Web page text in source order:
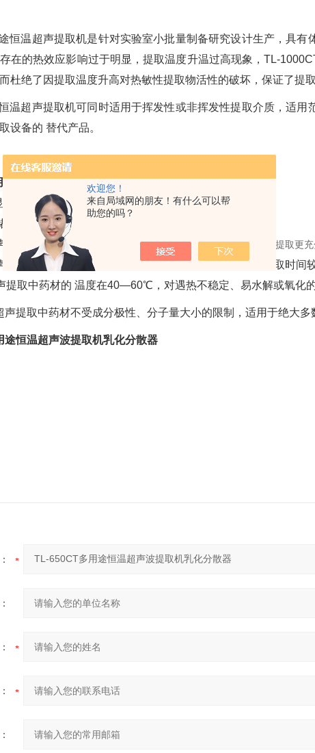
欢迎您！
来自局域网的朋友！有什么可以帮
助您的吗？
恒温超声提取机是针对实验室小批量制备研究设计生产，具
在的热效应影响过于明显，提取温度升温过高现象，TL-
杜绝了因提取温度升高对热敏性提取物活性的破坏，保证了提取
温超声提取机可同时适用于挥发性或非挥发性提取介质，适
设备的 替代产品。
恒温超声波提取机乳化分散器
。
50组工作数据。
的物理特性能促使植物细胞组织破壁或变形，使中药有效成分提取更
波强化中药提取通常在24—40分钟即可获得 提取率，提取时间
提取中药材的 温度在40—60℃，对遇热不稳定、易水解或氧化
声提取中药材不受成分极性、分子量大小的限制，适用于绝大多
途恒温超声波提取机乳化分散器